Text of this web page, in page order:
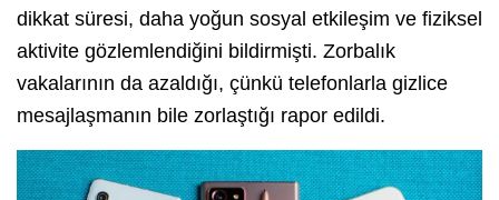
dikkat süresi, daha yoğun sosyal etkileşim ve fiziksel
aktivite gözlemlendiğini bildirmişti. Zorbalık
vakalarının da azaldığı, çünkü telefonlarla gizlice
mesajlaşmanın bile zorlaştığı rapor edildi.